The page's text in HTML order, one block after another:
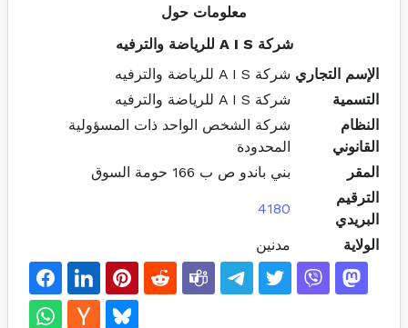
معلومات حول
شركة A I S للرياضة والترفيه
الإسم التجاري شركة A I S للرياضة والترفيه
التسمية
شركة A I S للرياضة والترفيه
النظام
القانوني
شركة الشخص الواحد ذات المسؤولية
المحدودة
المقر
بني باندو ص ب 166 حومة السوق
الترقيم
البريدي
4180
الولاية مدنين